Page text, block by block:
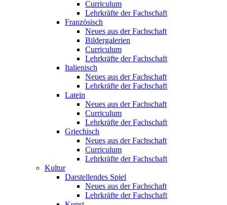
Curriculum
Lehrkräfte der Fachschaft
Französisch
Neues aus der Fachschaft
Bildergalerien
Curriculum
Lehrkräfte der Fachschaft
Italienisch
Neues aus der Fachschaft
Lehrkräfte der Fachschaft
Latein
Neues aus der Fachschaft
Curriculum
Lehrkräfte der Fachschaft
Griechisch
Neues aus der Fachschaft
Curriculum
Lehrkräfte der Fachschaft
Kultur
Darstellendes Spiel
Neues aus der Fachschaft
Lehrkräfte der Fachschaft